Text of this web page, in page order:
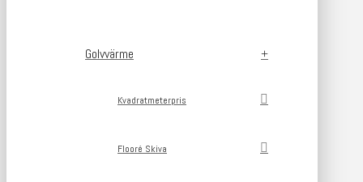
Golvvärme
Kvadratmeterpris
Flooré Skiva